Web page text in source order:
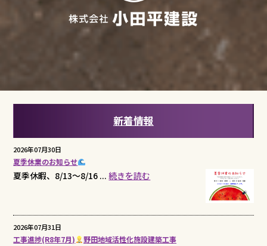
新着情報
2026年07月30日
夏季休業のお知らせ
夏季休暇、8/13～8/16 ...続きを読む
2026年07月31日
工事進捗(R8年7月) 野田地域活性化施設建築工事